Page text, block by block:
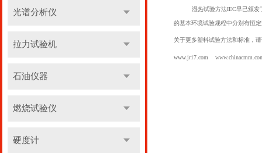
光谱分析仪
拉力试验机
石油仪器
燃烧试验仪
硬度计
湿热试验方法IEC早已颁
的基本环境试验规程中分别有恒
关于更多塑料试验方法和标准，
www.jr17.com